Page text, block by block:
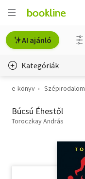
AI ajánló
Kategóriák
Életmód, egészség
Erotika
e-könyv Szépirodalom
Búcsú Éhestől
Toroczkay András